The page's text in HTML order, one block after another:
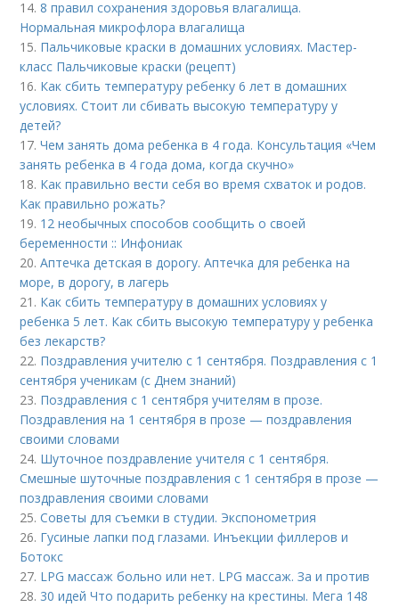
14.8 правил сохранения здоровья влагалища.
Нормальная микрофлора влагалища
15. Пальчиковые краски в домашних условиях. Мастер-
класс Пальчиковые краски (рецепт)
16. Как сбить температуру ребенку 6 лет в домашних
условиях. Стоит ли сбивать высокую температуру у
детей?
17.Чем занять дома ребенка в 4 года. Консультация «Чем
занять ребенка в 4 года дома, когда скучно»
18. Как правильно вести себя во время схваток и родов.
Как правильно рожать?
19. 12 необычных способов сообщить о своей
беременности :: Инфониак
20.Аптечка детская в дорогу. Аптечка для ребенка на
море, в дорогу, в лагерь
21. Как сбить температуру в домашних условиях у
ребенка 5 лет. Как сбить высокую температуру у ребенка
без лекарств?
22. Поздравления учителю с 1 сентября. Поздравления с 1
сентября ученикам (с Днем знаний)
23. Поздравления с 1 сентября учителям в прозе.
Поздравления на 1 сентября в прозе — поздравления
своими словами
24. Шуточное поздравление учителя с 1 сентября.
Смешные шуточные поздравления с 1 сентября в прозе —
поздравления своими словами
25.Советы для съемки в студии. Экспонометрия
26. Гусиные лапки под глазами. Инъекции филлеров и
Ботокс
27. LPG массаж больно или нет. LPG массаж. За и против
28. 30 идей Что подарить ребенку на крестины. Мега 148